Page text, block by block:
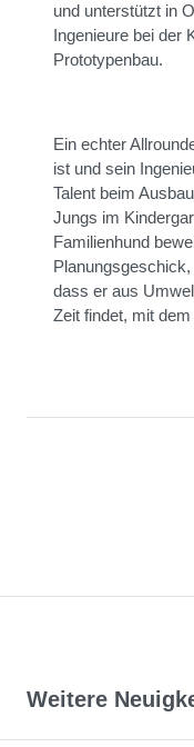
und unterstützt in
Ingenieure bei der
Prototypenbau.
Ein echter
ist und sein
Talent beim
Jungs im
Familienhund
dass er aus
Zeit findet, mit
Weitere